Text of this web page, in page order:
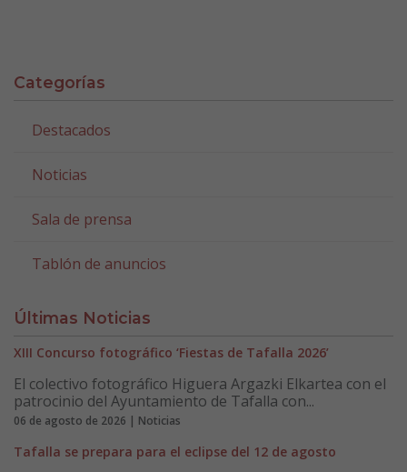
Categorías
Destacados
Noticias
Sala de prensa
Tablón de anuncios
Últimas Noticias
XIII Concurso fotográfico ‘Fiestas de Tafalla 2026’
El colectivo fotográfico Higuera Argazki Elkartea con el
patrocinio del Ayuntamiento de Tafalla con...
06 de agosto de 2026 | Noticias
Tafalla se prepara para el eclipse del 12 de agosto